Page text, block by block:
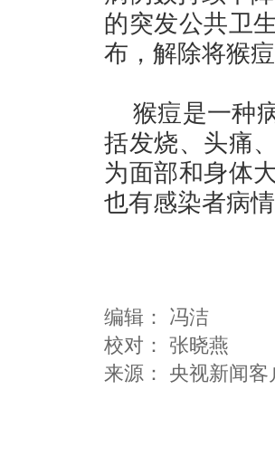
的突发公共卫
布，解除将猴
猴痘是一种
括发烧、头痛
为面部和身体
也有感染者病
编辑： 冯洁
校对： 张晓燕